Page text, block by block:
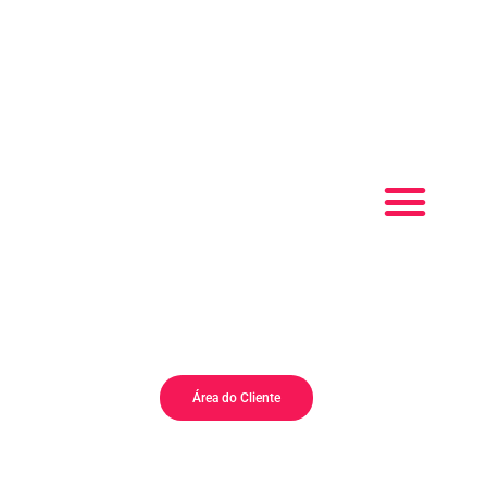
Área do Cliente